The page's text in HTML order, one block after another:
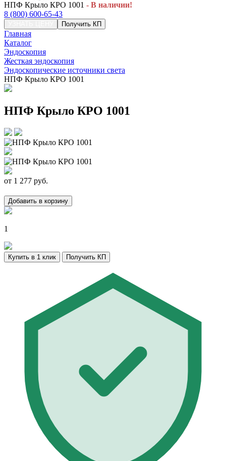
НПФ Крыло КРО 1001 - В наличии!
8 (800) 600-65-43
Получить КП
Главная
Каталог
Эндоскопия
Жесткая эндоскопия
Эндоскопические источники света
НПФ Крыло КРО 1001
НПФ Крыло КРО 1001
от 1 277 руб.
Добавить в корзину
1
Купить в 1 клик Получить КП